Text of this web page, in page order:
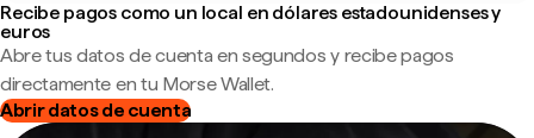
Recibe pagos como un local en dólares estadounidenses y
euros
Abre tus datos de cuenta en segundos y recibe pagos
directamente en tu Morse Wallet.
Abrir datos de cuenta